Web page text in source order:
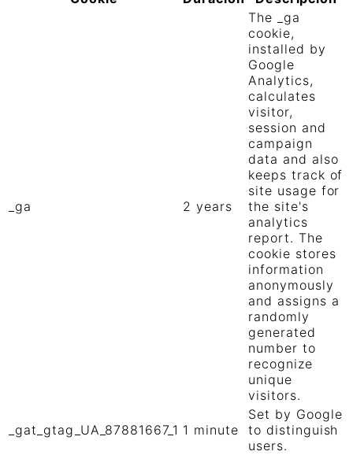
_ga 2 years
The _ga
cookie,
installed by
Google
Analytics,
calculates
visitor,
session and
campaign
data and also
keeps track of
site usage for
the site's
analytics
report. The
cookie stores
information
anonymously
and assigns a
randomly
generated
number to
recognize
unique
visitors.
_gat_gtag_UA_87881667_1 1 minute
Set by Google
to distinguish
users.